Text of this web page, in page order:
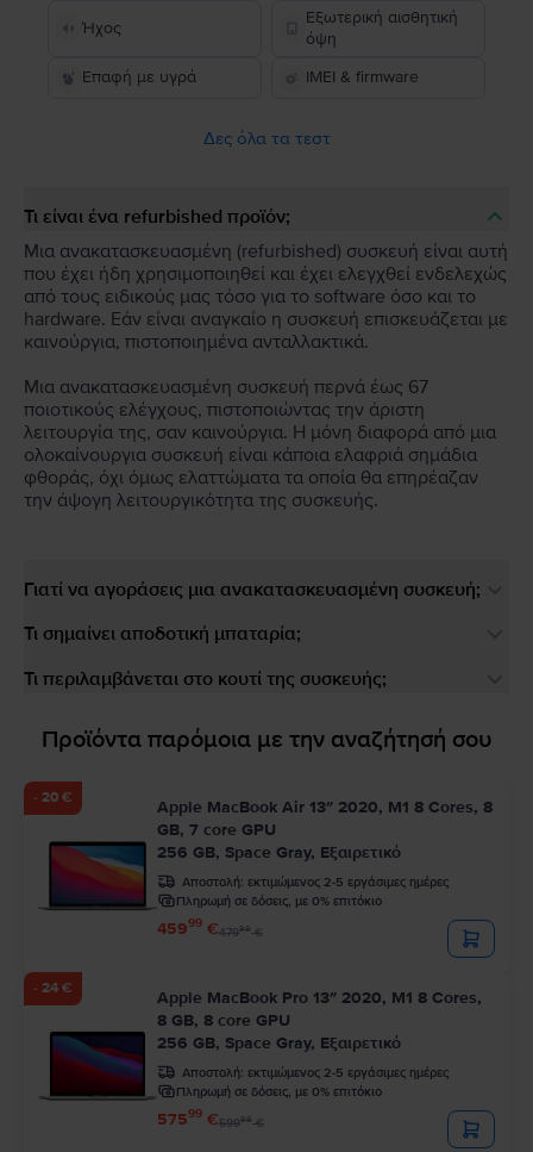
Ήχος
Εξωτερική αισθητική
όψη
Επαφή με υγρά
IMEI & firmware
Δες όλα τα τεστ
Τι είναι ένα refurbished προϊόν;
Μια ανακατασκευασμένη (refurbished) συσκευή είναι αυτή
που έχει ήδη χρησιμοποιηθεί και έχει ελεγχθεί ενδελεχώς
από τους ειδικούς μας τόσο για το software όσο και το
hardware. Εάν είναι αναγκαίο η συσκευή επισκευάζεται με
καινούργια, πιστοποιημένα ανταλλακτικά.
Μια ανακατασκευασμένη συσκευή περνά έως 67
ποιοτικούς ελέγχους, πιστοποιώντας την άριστη
λειτουργία της, σαν καινούργια. Η μόνη διαφορά από μια
ολοκαίνουργια συσκευή είναι κάποια ελαφριά σημάδια
φθοράς, όχι όμως ελαττώματα τα οποία θα επηρέαζαν
την άψογη λειτουργικότητα της συσκευής.
Γιατί να αγοράσεις μια ανακατασκευασμένη συσκευή;
Τι σημαίνει αποδοτική μπαταρία;
Τι περιλαμβάνεται στο κουτί της συσκευής;
Προϊόντα παρόμοια με την αναζήτησή σου
- 20 €
Apple MacBook Air 13″ 2020, M1 8 Cores, 8
GB, 7 core GPU
256 GB, Space Gray, Εξαιρετικό
Αποστολή: εκτιμώμενος 2-5 εργάσιμες ημέρες
Πληρωμή σε δόσεις, με 0% επιτόκιο
45999 €47999€
- 24 €
Apple MacBook Pro 13″ 2020, M1 8 Cores,
8 GB, 8 core GPU
256 GB, Space Gray, Εξαιρετικό
Αποστολή: εκτιμώμενος 2-5 εργάσιμες ημέρες
Πληρωμή σε δόσεις, με 0% επιτόκιο
57599 €59999€